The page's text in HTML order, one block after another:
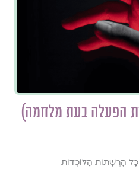
הפעלה בעת מלחמה)
הָרְשָׁתוֹת הַלּוֹכְדוֹת